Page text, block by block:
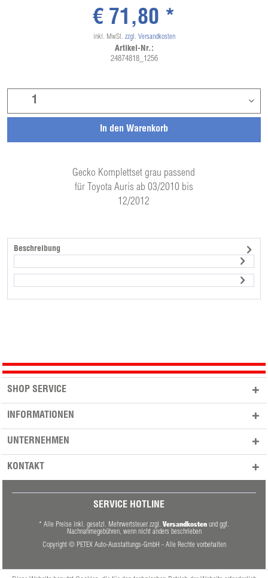
Gecko Komplettset grau passend
für Toyota Auris ab 03/2010 bis
12/2012
In den Warenkorb
€ 71,80 *
inkl. MwSt. zzgl. Versandkosten
Artikel-Nr.:
24874818_1256
Beschreibung
SHOP SERVICE
INFORMATIONEN
UNTERNEHMEN
KONTAKT
SERVICE HOTLINE
* Alle Preise inkl. gesetzl. Mehrwertsteuer zzgl. Versandkosten und ggf.
Nachnahmegebühren, wenn nicht anders beschrieben
Copyright © PETEX Auto-Ausstattungs-GmbH - Alle Rechte vorbehalten